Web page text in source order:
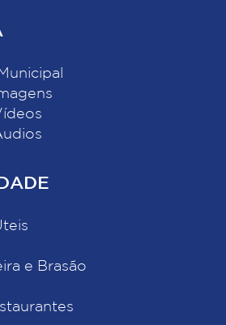
e Brasão